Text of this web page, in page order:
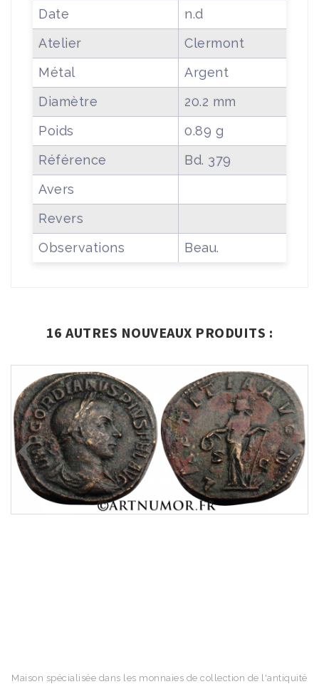
Date
n.d
Atelier
Clermont
Métal
Argent
Diamètre
20.2 mm
Poids
0.89 g
Référence
Bd. 379
Avers
Revers
Observations
Beau.
16 AUTRES NOUVEAUX PRODUITS :
Maison spécialisée dans les monnaies de collection de l'antiquité